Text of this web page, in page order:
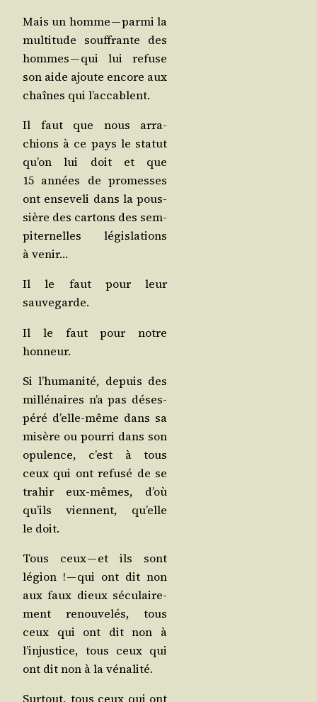
Mais un homme — par­mi la
mul­ti­tude souf­frante des
hommes — qui lui refuse
son aide ajoute encore aux
chaînes qui l’accablent.
Il faut que nous arra­
chions à ce pays le sta­tut
qu’on lui doit et que
15 années de pro­messes
ont ense­ve­li dans la pous­
sière des car­tons des sem­
pi­ter­nelles légis­la­tions
à venir…
Il le faut pour leur
sauvegarde.
Il le faut pour notre
honneur.
Si l’humanité, depuis des
mil­lé­naires n’a pas déses­
pé­ré d’elle-même dans sa
misère ou pour­ri dans son
opu­lence, c’est à tous
ceux qui ont refu­sé de se
tra­hir eux-mêmes, d’où
qu’ils viennent, qu’elle
le doit.
Tous ceux — et ils sont
légion ! — qui ont dit non
aux faux dieux sécu­lai­re­
ment renou­ve­lés, tous
ceux qui ont dit non à
l’injustice, tous ceux qui
ont dit non à la vénalité.
Sur­tout, tous ceux qui ont